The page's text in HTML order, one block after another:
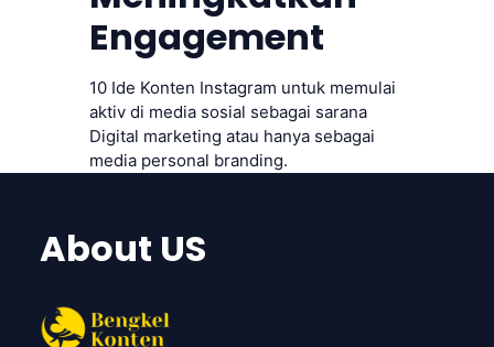
Engagement
10 Ide Konten Instagram untuk memulai
aktiv di media sosial sebagai sarana
Digital marketing atau hanya sebagai
media personal branding.
About US